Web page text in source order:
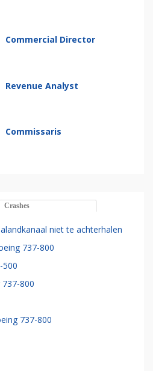
Commercial Director
Revenue Analyst
Commissaris
Crashes
niet te achterhalen
737-800
500
800
737-800